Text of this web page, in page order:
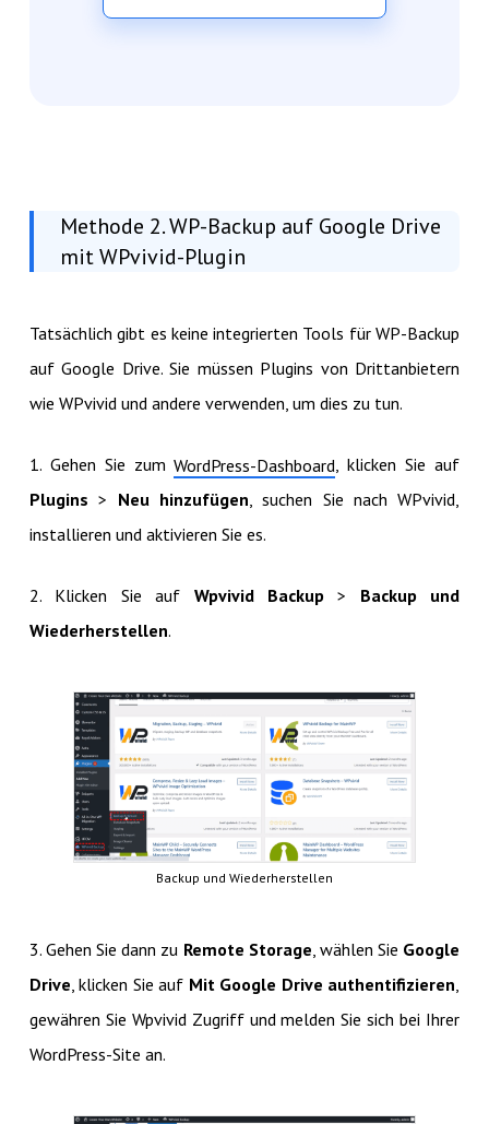
Methode 2. WP-Backup auf Google Drive
mit WPvivid-Plugin
Tatsächlich gibt es keine integrierten Tools für WP-Backup
auf Google Drive. Sie müssen Plugins von Drittanbietern
wie WPvivid und andere verwenden, um dies zu tun.
1. Gehen Sie zumWordPress-Dashboard , klicken Sie auf
Plugins > Neu hinzufügen , suchen Sie nach WPvivid,
installieren und aktivieren Sie es.
2. Klicken Sie auf Wpvivid Backup> Backup und
Wiederherstellen.
Backup und Wiederherstellen
3. Gehen Sie dann zu Remote Storage , wählen Sie Google
Drive , klicken Sie auf Mit Google Drive authentifizieren
gewähren Sie Wpvivid Zugriff und melden Sie sich bei Ihrer
WordPress-Site an.